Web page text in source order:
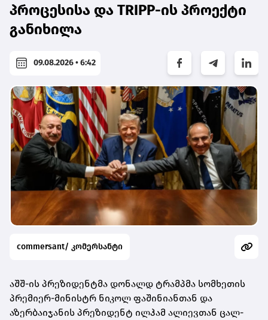
პროცესისა და TRIPP-ის პროექტი
განიხილა
09.08.2026 • 6:42
commersant/ კომერსანტი
აშშ-ის პრეზიდენტმა დონალდ ტრამპმა სომხეთის
პრემიერ-მინისტრ ნიკოლ ფაშინიანთან და
აზერბაიჯანის პრეზიდენტ ილჰამ ალიევთან ცალ-